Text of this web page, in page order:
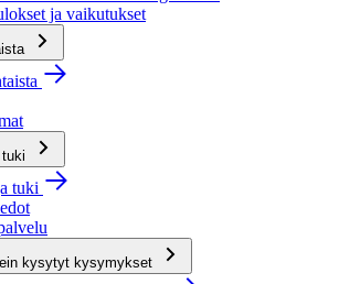
ja vaikutukset
tuki
kysytyt kysymykset